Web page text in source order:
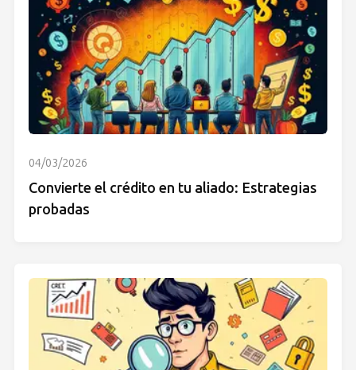
04/03/2026
Convierte el crédito en tu aliado: Estrategias
probadas